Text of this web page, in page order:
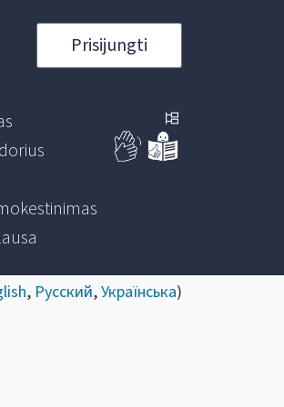
Prisijungti
, Русский,Українська)